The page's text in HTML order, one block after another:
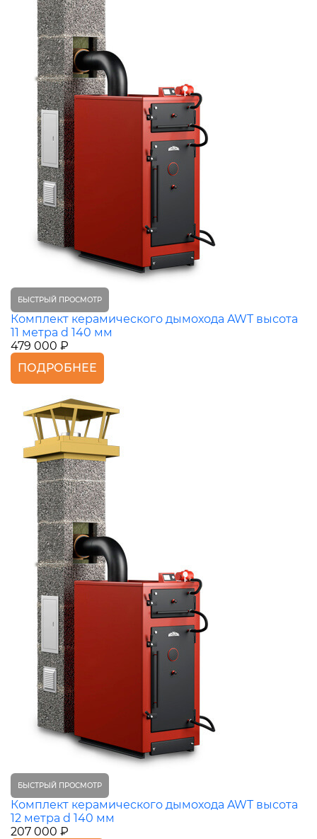
БЫСТРЫЙ ПРОСМОТР
Комплект керамического дымохода AWT высота
11 метра d 140 мм
479 000 ₽
ПОДРОБНЕЕ
БЫСТРЫЙ ПРОСМОТР
Комплект керамического дымохода AWT высота
12 метра d 140 мм
207 000 ₽